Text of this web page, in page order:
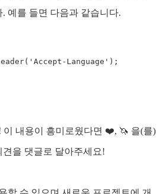
예를 들면 다음과 같습니다.
( 'Accept-Language' );
이 내용이 흥미로웠다면 ❤️, 🦄 을(를)
을 댓글로 달아주세요!